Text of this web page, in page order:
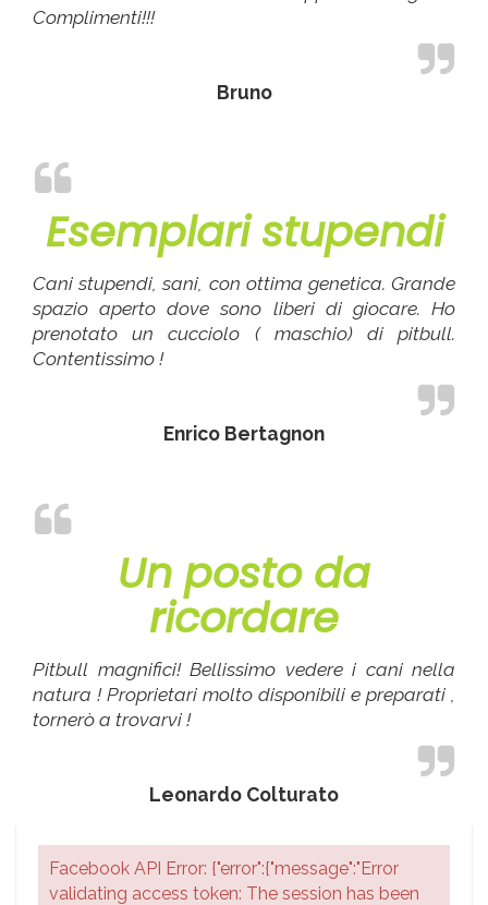
Complimenti!!!
Bruno
Esemplari stupendi
Cani stupendi, sani, con ottima genetica. Grande
spazio aperto dove sono liberi di giocare. Ho
prenotato un cucciolo ( maschio) di pitbull.
Contentissimo !
Enrico Bertagnon
Un posto da
ricordare
Pitbull magnifici! Bellissimo vedere i cani nella
natura ! Proprietari molto disponibili e preparati ,
tornerò a trovarvi !
Leonardo Colturato
Facebook API Error: {"error":{"message":"Error
validating access token: The session has been